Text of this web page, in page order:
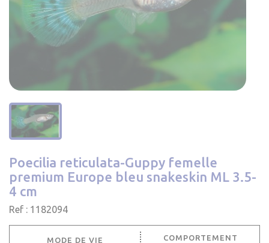
Poecilia reticulata-Guppy femelle
premium Europe bleu snakeskin ML 3.5-
4 cm
Ref : 1182094
MODE DE VIE COMPORTEMENT